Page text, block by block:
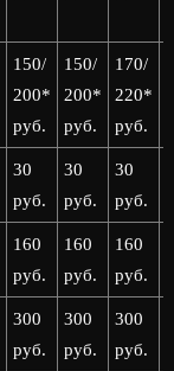
150/
200*
руб.
150/
200*
руб.
170/
220*
руб.
30
руб.
30
руб.
30
руб.
160
руб.
160
руб.
160
руб.
300
руб.
300
руб.
300
руб.